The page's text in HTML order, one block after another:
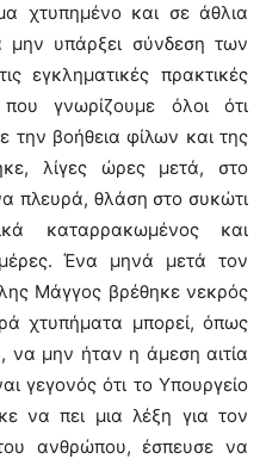
χτυπημένο και σε άθλια
μην υπάρξει σύνδεση των
εγκληματικές πρακτικές
γνωρίζουμε όλοι ότι
την βοήθεια φίλων και της
λίγες ώρες μετά, στο
πλευρά, θλάση στο συκώτι
καταρρακωμένος και
Ένα μηνά μετά τον
Μάγγος βρέθηκε νεκρός
χτυπήματα μπορεί, όπως
να μην ήταν η άμεση αιτία
γεγονός ότι το Υπουργείο
να πει μια λέξη για τον
ανθρώπου, έσπευσε να